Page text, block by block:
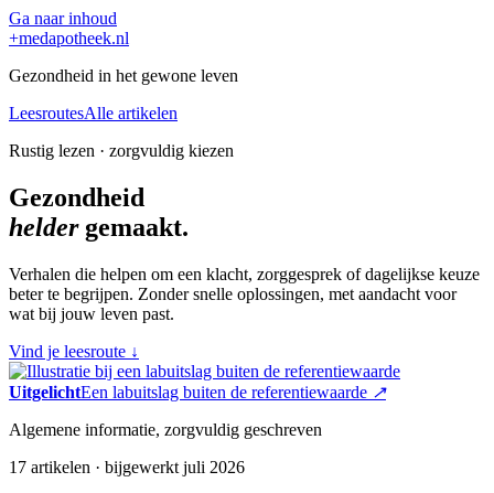
Ga naar inhoud
+medapotheek.nl
Gezondheid in het gewone leven
LeesroutesAlle artikelen
Rustig lezen · zorgvuldig kiezen
Gezondheid
heldergemaakt.
Verhalen die helpen om een klacht, zorggesprek of dagelijkse keuze
beter te begrijpen. Zonder snelle oplossingen, met aandacht voor
wat bij jouw leven past.
Vind je leesroute ↓
UitgelichtEen labuitslag buiten de referentiewaarde ↗
Algemene informatie, zorgvuldig geschreven
17 artikelen · bijgewerkt juli 2026